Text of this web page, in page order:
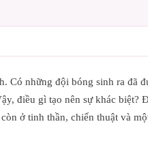
Có những đội bóng sinh ra đã
điều gì tạo nên sự khác biệt?
ở tinh thần, chiến thuật và